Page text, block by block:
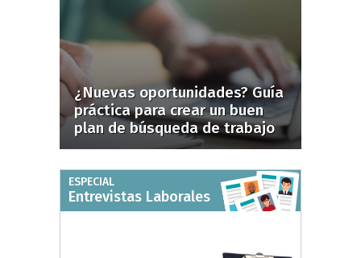
¿Nuevas oportunidades? Guía
práctica para crear un buen
plan de búsqueda de trabajo
ESPECIAL
Entrevistas Laborales